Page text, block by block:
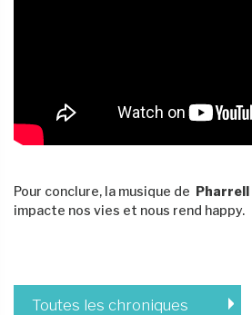
Pour conclure, la musique de Pharrell
impacte nos vies et nous rend happy.
Toutes les chroniques